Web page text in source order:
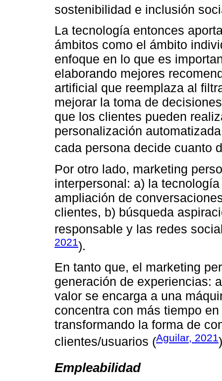
sostenibilidad e inclusión
La tecnología entonces
ámbitos como el ámbito
enfoque en lo que es
elaborando mejores
artificial que reemplaza al
mejorar la toma de
que los clientes pueden
personalización
cada persona decide cuanto
Por otro lado, marketing
interpersonal: a) la
ampliación de
clientes, b) búsqueda
responsable y las redes
2021).
En tanto que, el marketing
generación de experiencias:
valor se encarga a una
concentra con más tiempo
transformando la forma de
clientes/usuarios (Aguilar, 2021
Empleabilidad